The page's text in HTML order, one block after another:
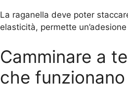
La raganella deve poter
elasticità, permette
Camminare a
che